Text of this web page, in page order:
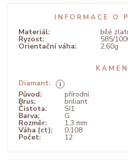
INFORMACE O
Materiál: bílé
Ryzost: 585/
Orientační váha: 2,60g
Diamant:
Původ:
přírodní
Brus: briliant
Čistota: SI1
Barva: G
Rozměr: 1,3 mm
Váha (ct): 0,108
Počet: 12